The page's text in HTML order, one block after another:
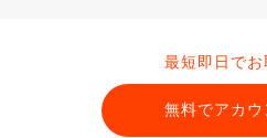
最短即日で
無料でアカ